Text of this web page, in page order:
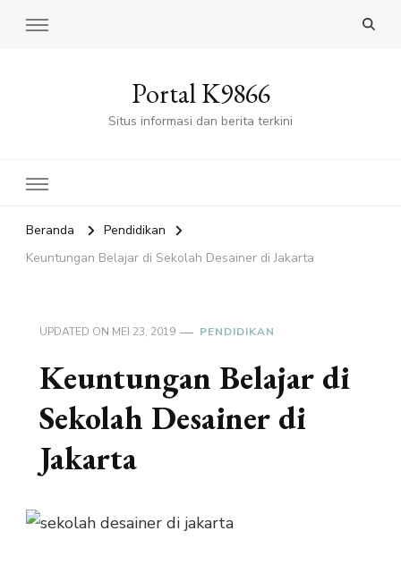
Portal K9866
Situs informasi dan berita terkini
Beranda
Pendidikan
Keuntungan Belajar di Sekolah Desainer di Jakarta
UPDATED ON MEI 23, 2019 PENDIDIKAN
Keuntungan Belajar di
Sekolah Desainer di
Jakarta